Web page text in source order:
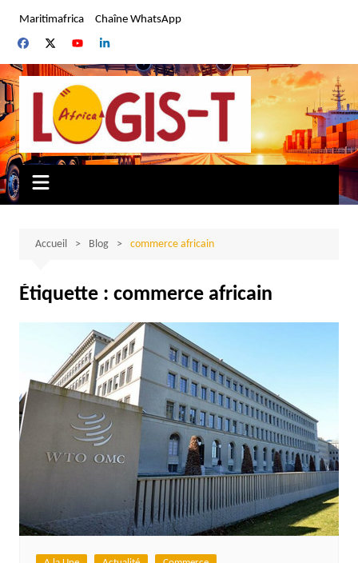
contenu
Maritimafrica Chaîne WhatsApp
Accueil Blog commerce africain
Étiquette : commerce africain